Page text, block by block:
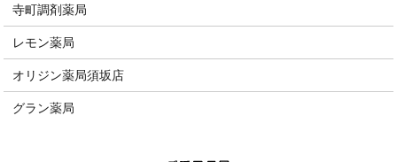
寺町調剤薬局
レモン薬局
オリジン薬局須坂店
グラン薬局